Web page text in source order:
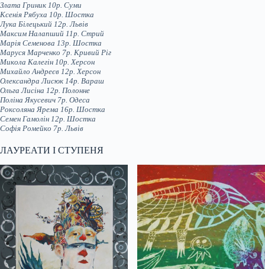
Злата Гриник 10р. Суми
Ксенія Рябуха 10р. Шостка
Лука Білецький 12р. Львів
Максим Налапший 11р. Стрий
Марія Семенова 13р. Шостка
Маруся Марченко 7р. Кривий Ріг
Микола Калегін 10р. Херсон
Михайло Андреєв 12р. Херсон
Олександра Лисюк 14р. Вараш
Ольга Лисіна 12р. Полонне
Поліна Якусевич 7р. Одеса
Роксоляна Ярема 16р. Шостка
Семен Гамолін 12р. Шостка
Софія Ромейко 7р. Львів
ЛАУРЕАТИ І СТУПЕНЯ